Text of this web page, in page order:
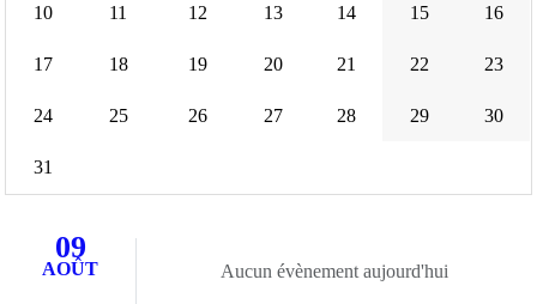
10 11 12 13 14 15 16
17 18 19 20 21 22 23
24 25 26 27 28 29 30
31
09
AOÛT Aucun évènement aujourd'hui